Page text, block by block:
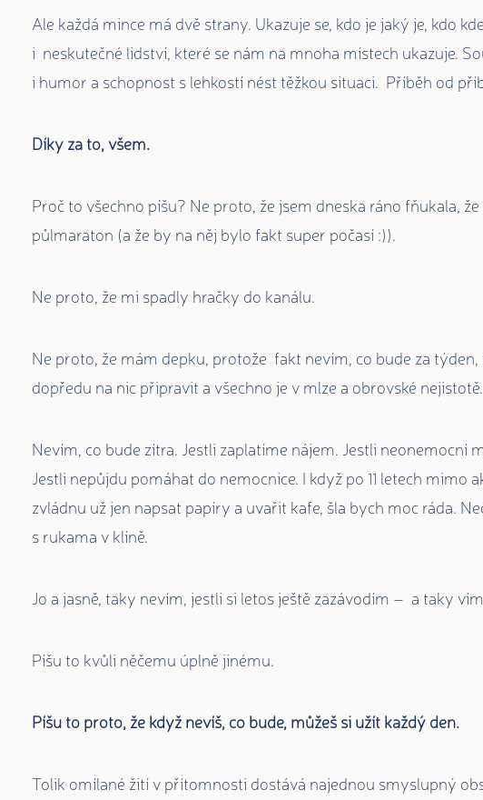
Ale každá mince má dvě strany. Ukazuje se, kdo je jaký je, kdo
i neskutečné lidství, které se nám na mnoha místech ukazuje.
i humor a schopnost s lehkostí nést těžkou situaci. Příběh od
Díky za to, všem.
Proč to všechno píšu? Ne proto, že jsem dneska ráno fňukala,
půlmaraton (a že by na něj bylo fakt super počasí :)).
Ne proto, že mi spadly hračky do kanálu.
Ne proto, že mám depku, protože fakt nevím, co bude za týden,
dopředu na nic připravit a všechno je v mlze a obrovské nejistotě.
Nevím, co bude zítra. Jestli zaplatíme nájem. Jestli neonemocní
Jestli nepůjdu pomáhat do nemocnice. I když po 11 letech mimo
zvládnu už jen napsat papíry a uvařit kafe, šla bych moc ráda.
s rukama v klíně.
Jo a jasně, taky nevím, jestli si letos ještě zazávodím – a taky
Píšu to kvůli něčemu úplně jinému.
Píšu to proto, že když nevíš, co bude, můžeš si užít každý den.
Tolik omílané žití v přítomnosti dostává najednou smyslupný